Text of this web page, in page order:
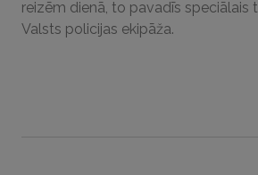
reizēm dienā, to pavadīs speciālais
Valsts policijas ekipāža.